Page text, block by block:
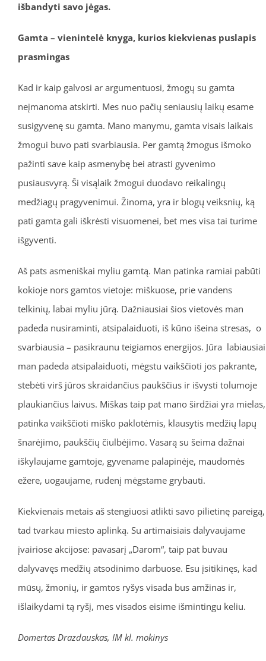
išbandyti savo jėgas.
Gamta – vienintelė knyga, kurios kiekvienas puslapis
prasmingas
Kad ir kaip galvosi ar argumentuosi, žmogų su gamta
neįmanoma atskirti. Mes nuo pačių seniausių laikų esame
susigyvenę su gamta. Mano manymu, gamta visais laikais
žmogui buvo pati svarbiausia. Per gamtą žmogus išmoko
pažinti save kaip asmenybę bei atrasti gyvenimo
pusiausvyrą. Ši visąlaik žmogui duodavo reikalingų
medžiagų pragyvenimui. Žinoma, yra ir blogų veiksnių, ką
pati gamta gali iškrėsti visuomenei, bet mes visa tai turime
išgyventi.
Aš pats asmeniškai myliu gamtą. Man patinka ramiai pabūti
kokioje nors gamtos vietoje: miškuose, prie vandens
telkinių, labai myliu jūrą. Dažniausiai šios vietovės man
padeda nusiraminti, atsipalaiduoti, iš kūno išeina stresas, o
svarbiausia – pasikraunu teigiamos energijos. Jūra labiausiai
man padeda atsipalaiduoti, mėgstu vaikščioti jos pakrante,
stebėti virš jūros skraidančius paukščius ir išvysti tolumoje
plaukiančius laivus. Miškas taip pat mano širdžiai yra mielas,
patinka vaikščioti miško paklotėmis, klausytis medžių lapų
šnarėjimo, paukščių čiulbėjimo. Vasarą su šeima dažnai
iškylaujame gamtoje, gyvename palapinėje, maudomės
ežere, uogaujame, rudenį mėgstame grybauti.
Kiekvienais metais aš stengiuosi atlikti savo pilietinę pareigą,
tad tvarkau miesto aplinką. Su artimaisiais dalyvaujame
įvairiose akcijose: pavasarį „Darom“, taip pat buvau
dalyvavęs medžių atsodinimo darbuose. Esu įsitikinęs, kad
mūsų, žmonių, ir gamtos ryšys visada bus amžinas ir,
išlaikydami tą ryšį, mes visados eisime išmintingu keliu.
Domertas Drazdauskas, IM kl. mokinys